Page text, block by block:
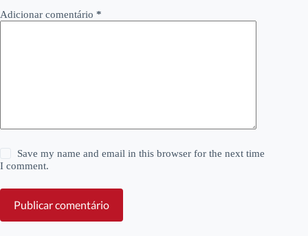
Adicionar comentário *
Save my name and email in this browser for the next time
I comment.
Publicar comentário